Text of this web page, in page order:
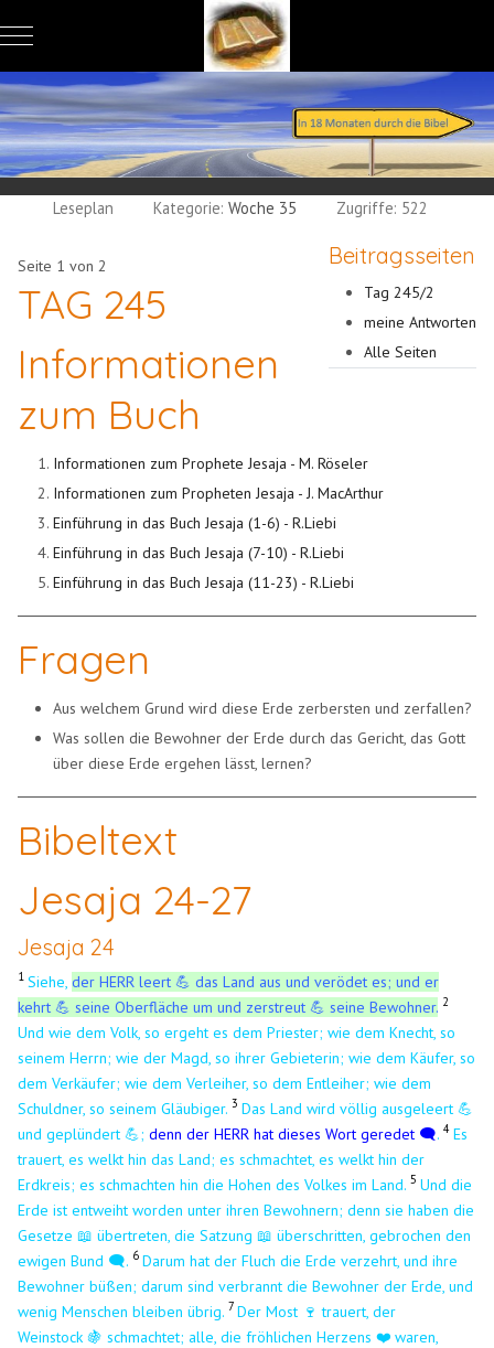
Mobile Menu Toggle
Leseplan Kategorie:Woche 35 Zugriffe: 522
Beitragsseiten
Tag 245/2
meine Antworten
Alle Seiten
Seite 1 von 2
TAG 245
Informationen
zum Buch
Informationen zum Prophete Jesaja - M. Röseler
Informationen zum Propheten Jesaja - J. MacArthur
Einführung in das Buch Jesaja (1-6) - R.Liebi
Einführung in das Buch Jesaja (7-10) - R.Liebi
Einführung in das Buch Jesaja (11-23) - R.Liebi
Fragen
Aus welchem Grund wird diese Erde zerbersten und zerfallen?
Was sollen die Bewohner der Erde durch das Gericht, das Gott
über diese Erde ergehen lässt, lernen?
Bibeltext
Jesaja 24-27
Jesaja 24
1 Siehe, der HERR leert 💪 das Land aus und verödet es; und er
kehrt 💪 seine Oberfläche um und zerstreut 💪 seine Bewohner. 2
Und wie dem Volk, so ergeht es dem Priester; wie dem Knecht, so
seinem Herrn; wie der Magd, so ihrer Gebieterin; wie dem Käufer, so
dem Verkäufer; wie dem Verleiher, so dem Entleiher; wie dem
Schuldner, so seinem Gläubiger.3 Das Land wird völlig ausgeleert 💪
und geplündert 💪;denn der HERR hat dieses Wort geredet 🗨️.4 Es
trauert, es welkt hin das Land; es schmachtet, es welkt hin der
Erdkreis; es schmachten hin die Hohen des Volkes im Land.5 Und die
Erde ist entweiht worden unter ihren Bewohnern; denn sie haben die
Gesetze 📖 übertreten, die Satzung 📖 überschritten, gebrochen den
ewigen Bund 🗨️. 6 Darum hat der Fluch die Erde verzehrt, und ihre
Bewohner büßen; darum sind verbrannt die Bewohner der Erde, und
wenig Menschen bleiben übrig. 7 Der Most 🍷 trauert, der
Weinstock 🍇 schmachtet; alle, die fröhlichen Herzens❤️ ​waren,